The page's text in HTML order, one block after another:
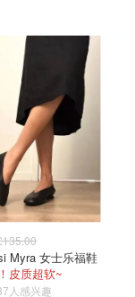
作者
60 年的经营经验
求，让女性更加
繁多，可以满足
算是英国颜值超
包包礼物，让每
接）
Myra 女士乐福鞋
皮质超软~
人感兴趣